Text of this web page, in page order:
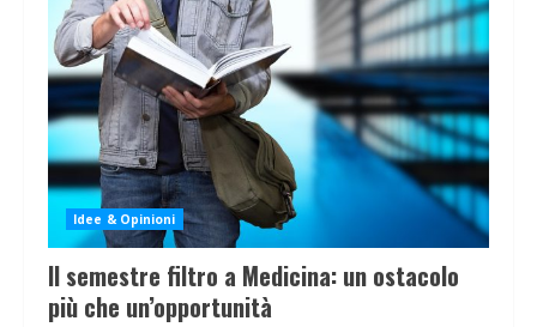
Idee & Opinioni
Il semestre filtro a Medicina: un ostacolo
più che un’opportunità